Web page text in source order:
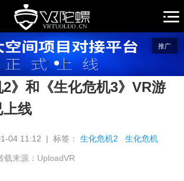
推广
2》和《生化危机3》VR游
上线
04 11:12 | 标签：生化危机2 生化危机
载来源：UploadVR